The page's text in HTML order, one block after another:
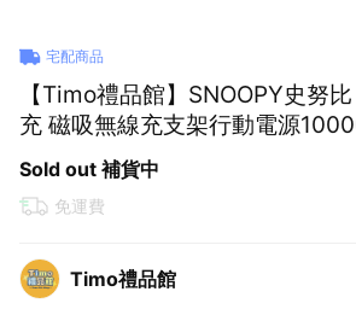
宅配商品
【Timo禮品館】SNOOPY史努
充 磁吸無線充支架行動電源
Sold out 補貨中
免運費
Timo禮品館